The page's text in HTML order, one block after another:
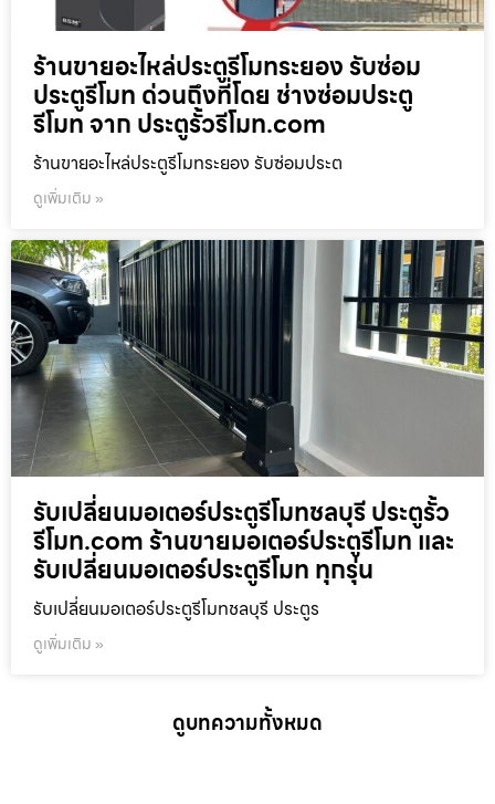
ร้านขายอะไหล่ประตูรีโมทระยอง รับซ่อม
ประตูรีโมท ด่วนถึงที่โดย ช่างซ่อมประตู
รีโมท จาก ประตูรั้วรีโมท.com
ร้านขายอะไหล่ประตูรีโมทระยอง รับซ่อมประต
ดูเพิ่มเติม »
รับเปลี่ยนมอเตอร์ประตูรีโมทชลบุรี ประตูรั้ว
รีโมท.com ร้านขายมอเตอร์ประตูรีโมท และ
รับเปลี่ยนมอเตอร์ประตูรีโมท ทุกรุ่น
รับเปลี่ยนมอเตอร์ประตูรีโมทชลบุรี ประตูร
ดูเพิ่มเติม »
ดูบทความทั้งหมด